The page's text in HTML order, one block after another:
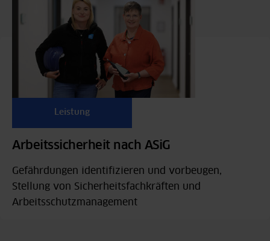
Leistung
Arbeitssicherheit nach ASiG
Gefährdungen identifizieren und vorbeugen,
Stellung von Sicherheitsfachkräften und
Arbeitsschutzmanagement